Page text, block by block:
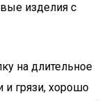
изделия с
на длительное
и грязи, хорошо